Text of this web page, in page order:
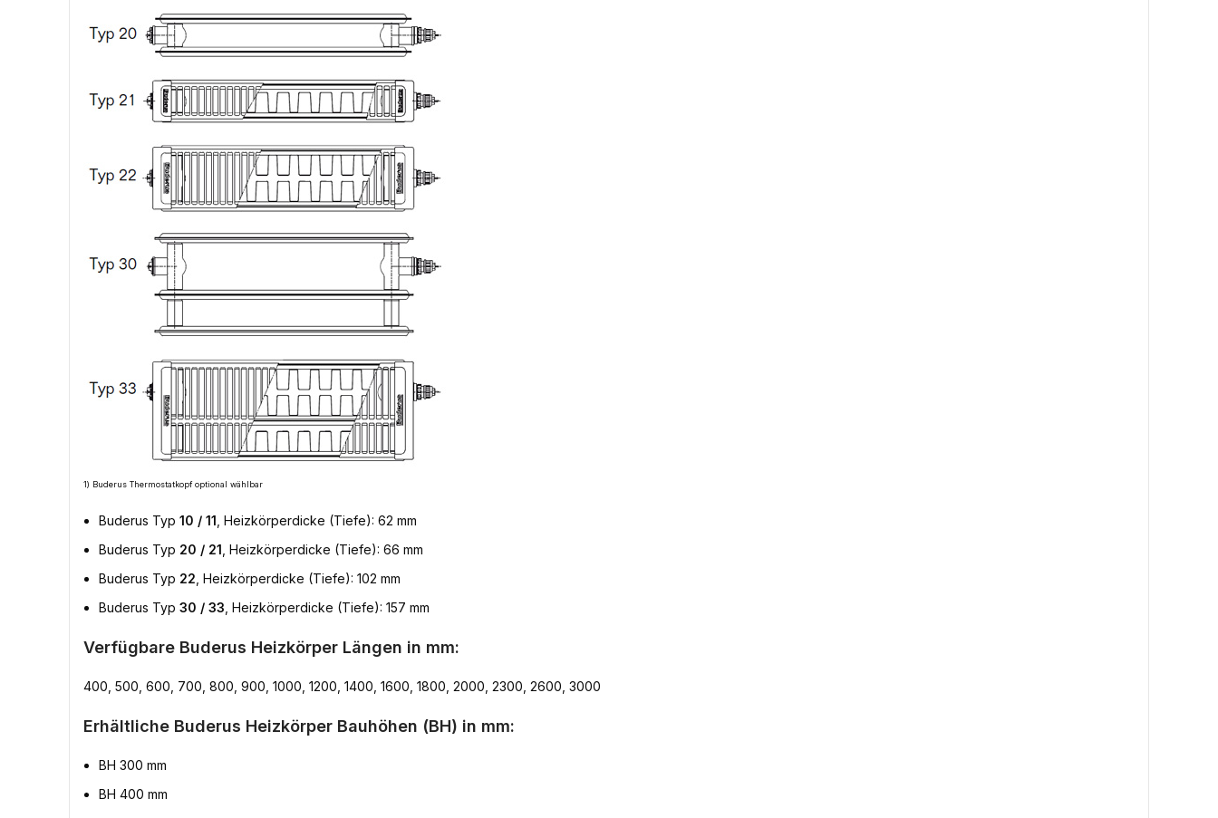
1) Buderus Thermostatkopf optional wählbar
Buderus Typ 10 / 11 , Heizkörperdicke (Tiefe): 62 mm
Buderus Typ 20 / 21 , Heizkörperdicke (Tiefe): 66 mm
Buderus Typ 22 , Heizkörperdicke (Tiefe): 102 mm
Buderus Typ 30 / 33 , Heizkörperdicke (Tiefe): 157 mm
Verfügbare Buderus Heizkörper Längen in mm:
400, 500, 600, 700, 800, 900, 1000, 1200, 1400, 1600, 1800, 2000, 2300, 2600, 3000
Erhältliche Buderus Heizkörper Bauhöhen (BH) in mm:
BH 300 mm
BH 400 mm